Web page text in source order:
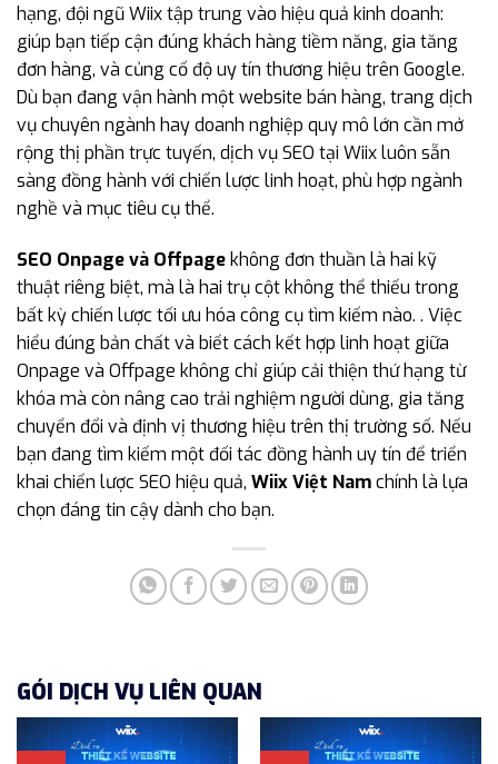
hạng, đội ngũ Wiix tập trung vào hiệu quả kinh doanh:
giúp bạn tiếp cận đúng khách hàng tiềm năng, gia tăng
đơn hàng, và củng cố độ uy tín thương hiệu trên Google.
Dù bạn đang vận hành một website bán hàng, trang dịch
vụ chuyên ngành hay doanh nghiệp quy mô lớn cần mở
rộng thị phần trực tuyến, dịch vụ SEO tại Wiix luôn sẵn
sàng đồng hành với chiến lược linh hoạt, phù hợp ngành
nghề và mục tiêu cụ thể.
SEO Onpage và Offpagekhông đơn thuần là hai kỹ
thuật riêng biệt, mà là hai trụ cột không thể thiếu trong
bất kỳ chiến lược tối ưu hóa công cụ tìm kiếm nào. . Việc
hiểu đúng bản chất và biết cách kết hợp linh hoạt giữa
Onpage và Offpage không chỉ giúp cải thiện thứ hạng từ
khóa mà còn nâng cao trải nghiệm người dùng, gia tăng
chuyển đổi và định vị thương hiệu trên thị trường số. Nếu
bạn đang tìm kiếm một đối tác đồng hành uy tín để triển
khai chiến lược SEO hiệu quả, Wiix Việt Namchính là lựa
chọn đáng tin cậy dành cho bạn.
GÓI DỊCH VỤ LIÊN QUAN